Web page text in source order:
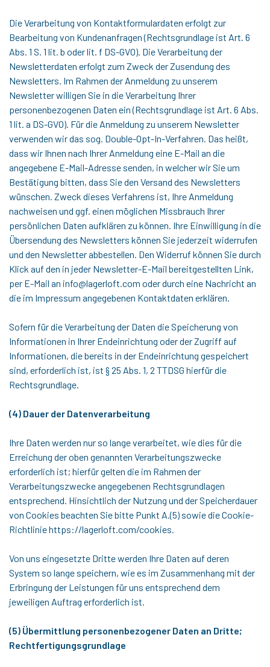
Die Verarbeitung von Kontaktformulardaten erfolgt zur
Bearbeitung von Kundenanfragen (Rechtsgrundlage ist Art. 6
Abs. 1 S. 1 lit. b oder lit. f DS-GVO). Die Verarbeitung der
Newsletterdaten erfolgt zum Zweck der Zusendung des
Newsletters. Im Rahmen der Anmeldung zu unserem
Newsletter willigen Sie in die Verarbeitung Ihrer
personenbezogenen Daten ein (Rechtsgrundlage ist Art. 6 Abs.
1 lit. a DS-GVO). Für die Anmeldung zu unserem Newsletter
verwenden wir das sog. Double-Opt-In-Verfahren. Das heißt,
dass wir Ihnen nach Ihrer Anmeldung eine E-Mail an die
angegebene E-Mail-Adresse senden, in welcher wir Sie um
Bestätigung bitten, dass Sie den Versand des Newsletters
wünschen. Zweck dieses Verfahrens ist, Ihre Anmeldung
nachweisen und ggf. einen möglichen Missbrauch Ihrer
persönlichen Daten aufklären zu können. Ihre Einwilligung in die
Übersendung des Newsletters können Sie jederzeit widerrufen
und den Newsletter abbestellen. Den Widerruf können Sie durch
Klick auf den in jeder Newsletter-E-Mail bereitgestellten Link,
per E-Mail an info@lagerloft.com oder durch eine Nachricht an
die im Impressum angegebenen Kontaktdaten erklären.
Sofern für die Verarbeitung der Daten die Speicherung von
Informationen in Ihrer Endeinrichtung oder der Zugriff auf
Informationen, die bereits in der Endeinrichtung gespeichert
sind, erforderlich ist, ist § 25 Abs. 1, 2 TTDSG hierfür die
Rechtsgrundlage.
(4) Dauer der Datenverarbeitung
Ihre Daten werden nur so lange verarbeitet, wie dies für die
Erreichung der oben genannten Verarbeitungszwecke
erforderlich ist; hierfür gelten die im Rahmen der
Verarbeitungszwecke angegebenen Rechtsgrundlagen
entsprechend. Hinsichtlich der Nutzung und der Speicherdauer
von Cookies beachten Sie bitte Punkt A.(5) sowie die Cookie-
Richtlinie https://lagerloft.com/cookies.
Von uns eingesetzte Dritte werden Ihre Daten auf deren
System so lange speichern, wie es im Zusammenhang mit der
Erbringung der Leistungen für uns entsprechend dem
jeweiligen Auftrag erforderlich ist.
(5) Übermittlung personenbezogener Daten an Dritte;
Rechtfertigungsgrundlage